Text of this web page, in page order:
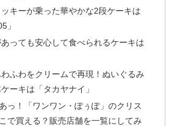
キーが乗った華やかな2段ケーキは
」
っても安心して食べられるケーキは
ふわをクリームで再現！ぬいぐるみ
ーキは「タカヤナイ」
っ！「ワンワン・ぽぅぽ」のクリス
で買える？販売店舗を一覧にしてみ